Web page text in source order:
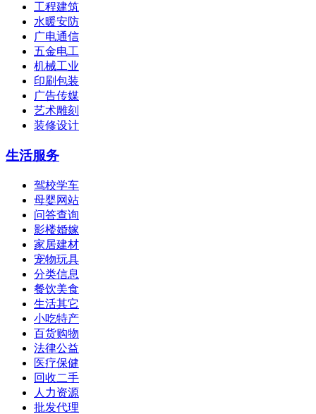
工程建筑
水暖安防
广电通信
五金电工
机械工业
印刷包装
广告传媒
艺术雕刻
装修设计
生活服务
驾校学车
母婴网站
问答查询
影楼婚嫁
家居建材
宠物玩具
分类信息
餐饮美食
生活其它
小吃特产
百货购物
法律公益
医疗保健
回收二手
人力资源
批发代理